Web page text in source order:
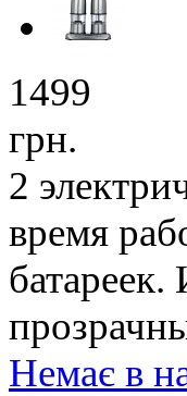
1499
грн.
2
время
Немає в